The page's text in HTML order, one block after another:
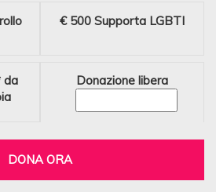
€ 500 Supporta LGBTI
da
Donazione libera
DONA ORA